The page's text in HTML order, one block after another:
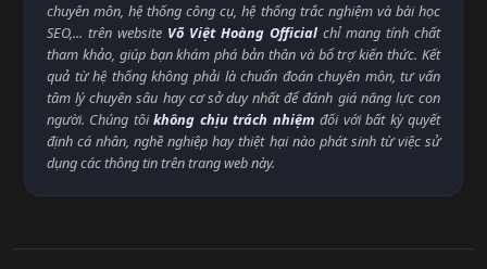
chuyên môn, hệ thống công cụ, hệ thống trắc nghiệm và bài học
SEO,... trên website Võ Việt Hoàng Official chỉ mang tính chất
tham khảo, giúp bạn khám phá bản thân và bổ trợ kiến thức. Kết
quả từ hệ thống không phải là chuẩn đoán chuyên môn, tư vấn
tâm lý chuyên sâu hay cơ sở duy nhất để đánh giá năng lực con
người. Chúng tôikhông chịu trách nhiệm đối với bất kỳ quyết
định cá nhân, nghề nghiệp hay thiệt hại nào phát sinh từ việc sử
dụng các thông tin trên trang web này.